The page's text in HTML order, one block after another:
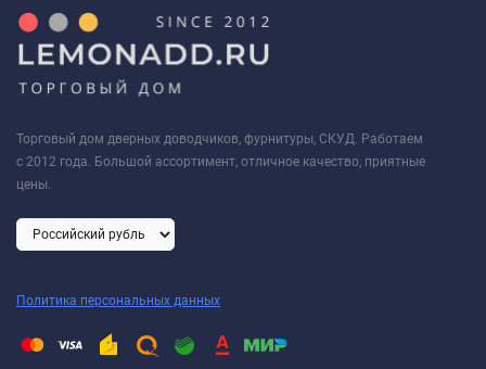
Торговый дом дверных доводчиков, фурнитуры, СКУД. Работаем
с 2012 года. Большой ассортимент, отличное качество, приятные
цены.
Политика персональных данных